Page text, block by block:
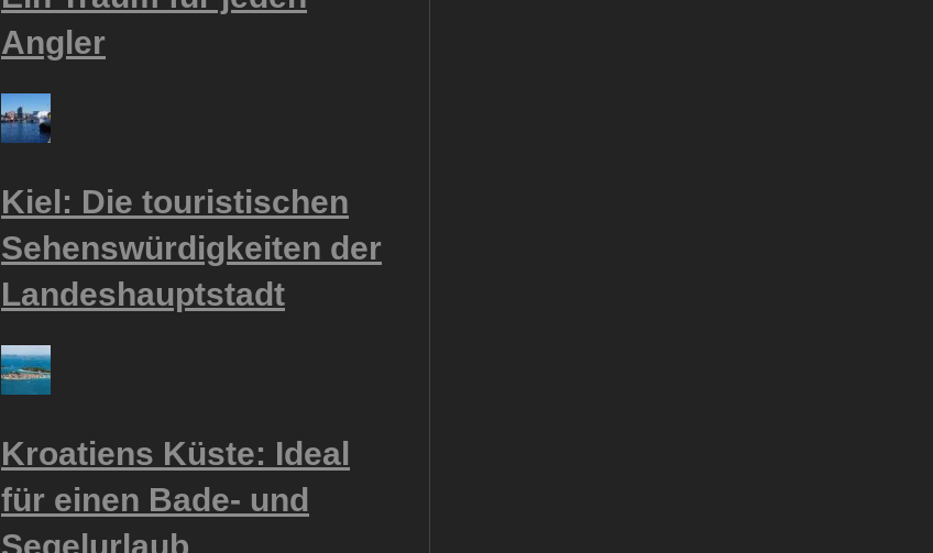
Angler
Kiel: Die touristischen
Sehenswürdigkeiten der
Landeshauptstadt
Kroatiens Küste: Ideal
für einen Bade- und